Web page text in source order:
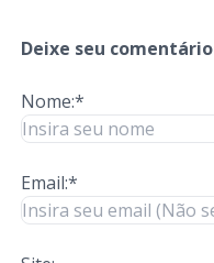
Deixe seu comentário
Nome:*
Email:*